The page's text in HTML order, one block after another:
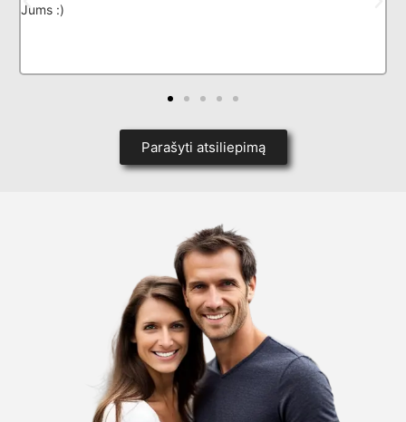
Jums :)
Parašyti atsiliepimą